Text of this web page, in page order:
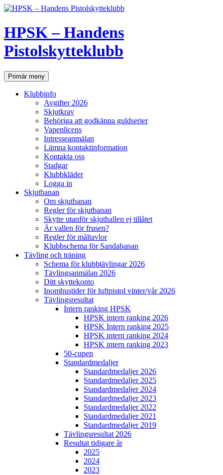
Hoppa
innehåll
HPSK – Handens
Pistolskytteklubb
SökPrimär meny
Klubbinfo
Avgifter 2026
Skjutkrav
Behöriga att godkänna guldserier
Vapenlicens
Intresseanmälan
Lämna kontaktinformation
Kontakta oss
Stadgar
Klubbkläder
Logga in
Skjutbanan
Om skjutbanan
Regler för skjutbanan
Skytte utanför skjuthallen ej tillåtet
Är vallen för frusen?
Regler för måltavlor
Klubbschema för Sandabanan
Tävling och träning
Schema för klubbtävlingar 2026
Tävlingsanmälan 2026
Ditt skyttekonto
Inomhustider för luftpistol vinter/vår 2026
Tävlingsresultat
Intern ranking HPSK
HPSK intern ranking 2026
HPSK Intern ranking 2025
HPSK intern ranking 2024
HPSK intern ranking 2023
50-cupen
Standardmedaljer
Standardmedaljer 2026
Standardmedaljer 2025
Standardmedaljer 2024
Standardmedaljer 2023
Standardmedaljer 2022
Standardmedaljer 2021
Standardmedaljer 2019
Tävlingsresultat 2026
Resultat tidigare år
2025
2024
2023